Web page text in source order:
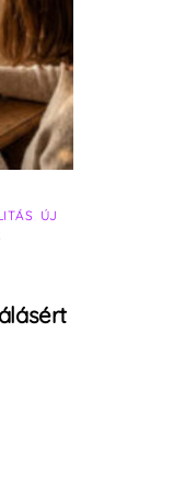
ÚJ